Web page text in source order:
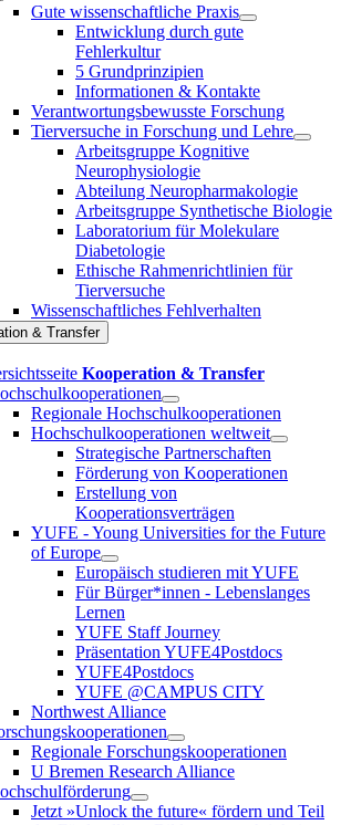
Gute wissenschaftliche Praxis
Entwicklung durch gute
Fehlerkultur
5 Grundprinzipien
Informationen & Kontakte
Verantwortungsbewusste Forschung
Tierversuche in Forschung und Lehre
Arbeitsgruppe Kognitive
Neurophysiologie
Abteilung Neuropharmakologie
Arbeitsgruppe Synthetische Biologie
Laboratorium für Molekulare
Diabetologie
Ethische Rahmenrichtlinien für
Tierversuche
Wissenschaftliches Fehlverhalten
& Transfer
Kooperation & Transfer
Regionale Hochschulkooperationen
Hochschulkooperationen weltweit
Strategische Partnerschaften
Förderung von Kooperationen
Erstellung von
Kooperationsverträgen
YUFE - Young Universities for the Future
of Europe
Europäisch studieren mit YUFE
Für Bürger*innen - Lebenslanges
Lernen
YUFE Staff Journey
Präsentation YUFE4Postdocs
YUFE4Postdocs
YUFE @CAMPUS CITY
Northwest Alliance
Regionale Forschungskooperationen
U Bremen Research Alliance
Jetzt »Unlock the future« fördern und Teil